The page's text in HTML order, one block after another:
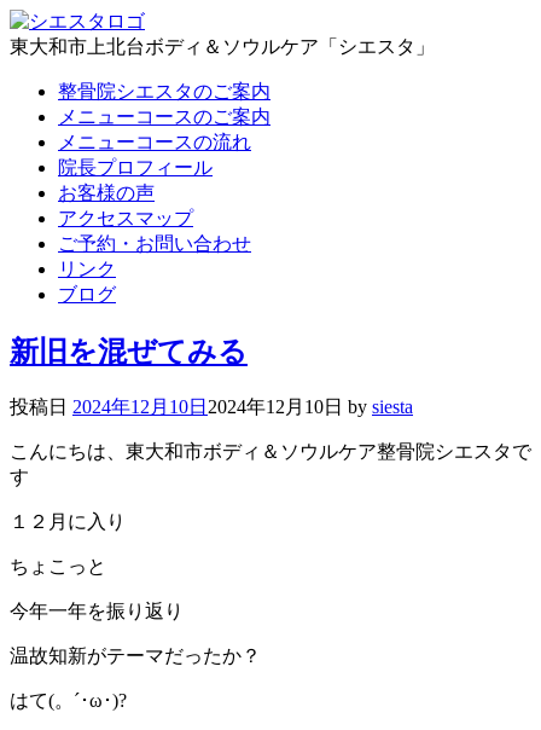
東大和市上北台ボディ＆ソウルケア「シエスタ」
整骨院シエスタのご案内
メニューコースのご案内
メニューコースの流れ
院長プロフィール
お客様の声
アクセスマップ
ご予約・お問い合わせ
リンク
ブログ
新旧を混ぜてみる
投稿日 2024年12月10日 2024年12月10日 by siesta
こんにちは、東大和市ボディ＆ソウルケア整骨院シエスタで
す
１２月に入り
ちょこっと
今年一年を振り返り
温故知新がテーマだったか？
はて(。´･ω･)?